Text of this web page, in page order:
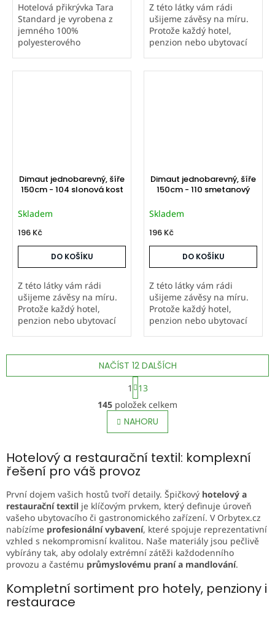
Hotelová přikrývka Tara
Standard je vyrobena z
jemného 100%
polyesterového
Z této látky vám rádi
ušijeme závěsy na míru.
Protože každý hotel,
penzion nebo ubytovací
Dimaut jednobarevný, šíře
150cm - 104 slonová kost
Skladem
196 Kč
DO KOŠÍKU
Z této látky vám rádi
ušijeme závěsy na míru.
Protože každý hotel,
penzion nebo ubytovací
univerzální ceník ani
tabulku rozměrů. Pro
nezávaznou...
Dimaut jednobarevný, šíře
150cm - 110 smetanový
Skladem
196 Kč
DO KOŠÍKU
Z této látky vám rádi
ušijeme závěsy na míru.
Protože každý hotel,
penzion nebo ubytovací
univerzální ceník ani
tabulku rozměrů. Pro
nezávaznou...
O
v
l
á
a
c
í
p
r
v
k
y
v
ý
i
s
NAČÍST 12 DALŠÍCH
S
t
r
á
n
k
v
á
n
1
13
145 položek celkem
NAHORU
Hotelový a restaurační textil: komplexní
řešení pro váš provoz
První dojem vašich hostů tvoří detaily. Špičkový hotelový a
restaurační textil je klíčovým prvkem, který definuje úroveň
vašeho ubytovacího či gastronomického zařízení. V Orbytex.cz
nabízíme profesionální vybavení, které spojuje reprezentativní
vzhled s nekompromisní kvalitou. Naše materiály jsou pečlivě
vybírány tak, aby odolaly extrémní zátěži každodenního
provozu a častému průmyslovému praní a mandlování.
Kompletní sortiment pro hotely, penziony i
restaurace